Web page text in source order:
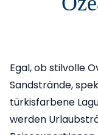
Egal, ob stilvolle
Sandstrände,
türkisfarbene
werden